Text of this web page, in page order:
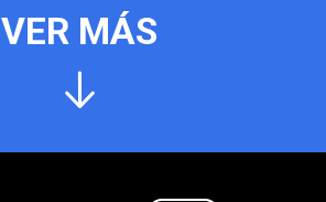
VER MÁS